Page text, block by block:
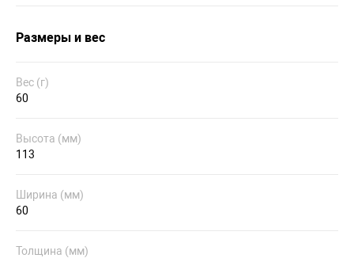
Размеры и вес
Вес (г)
60
Высота (мм)
113
Ширина (мм)
60
Толщина (мм)